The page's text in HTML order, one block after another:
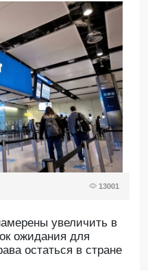
13001
увеличить в
ожидания для
остаться в стране